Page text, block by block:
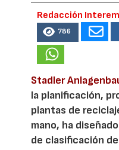
Redacción
786
Stadler
la planificación,
plantas de
mano, ha
de clasificación